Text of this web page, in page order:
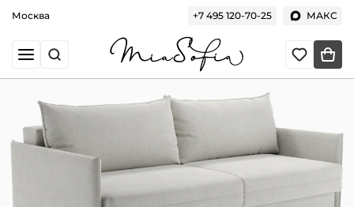
Москва +7 495 120-70-25 МАКС